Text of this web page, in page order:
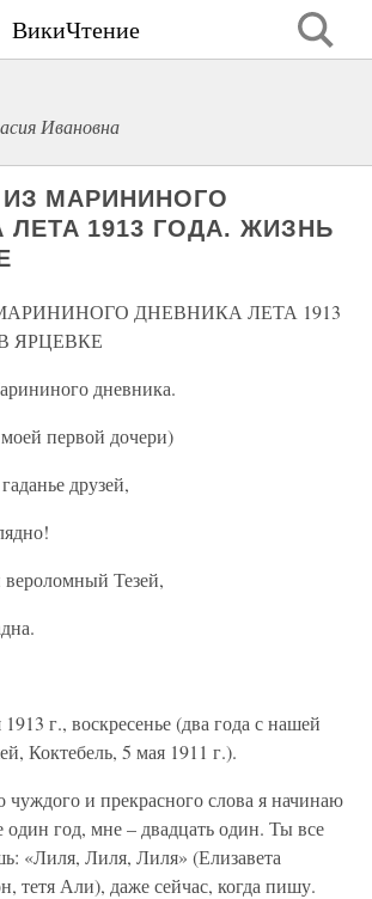
ВикиЧтение
Ивановна
ИЗ МАРИНИНОГО
ЛЕТА 1913 ГОДА. ЖИЗНЬ
ДНЕВНИКА ЛЕТА 1913
ЯРЦЕВКЕ
дневника.
первой дочери)
друзей,
Тезей,
г., воскресенье (два года с нашей
Коктебель, 5 мая 1911 г.).
чуждого и прекрасного слова я начинаю
один год, мне – двадцать один. Ты все
«Лиля, Лиля, Лиля» (Елизавета
тетя Али), даже сейчас, когда пишу.